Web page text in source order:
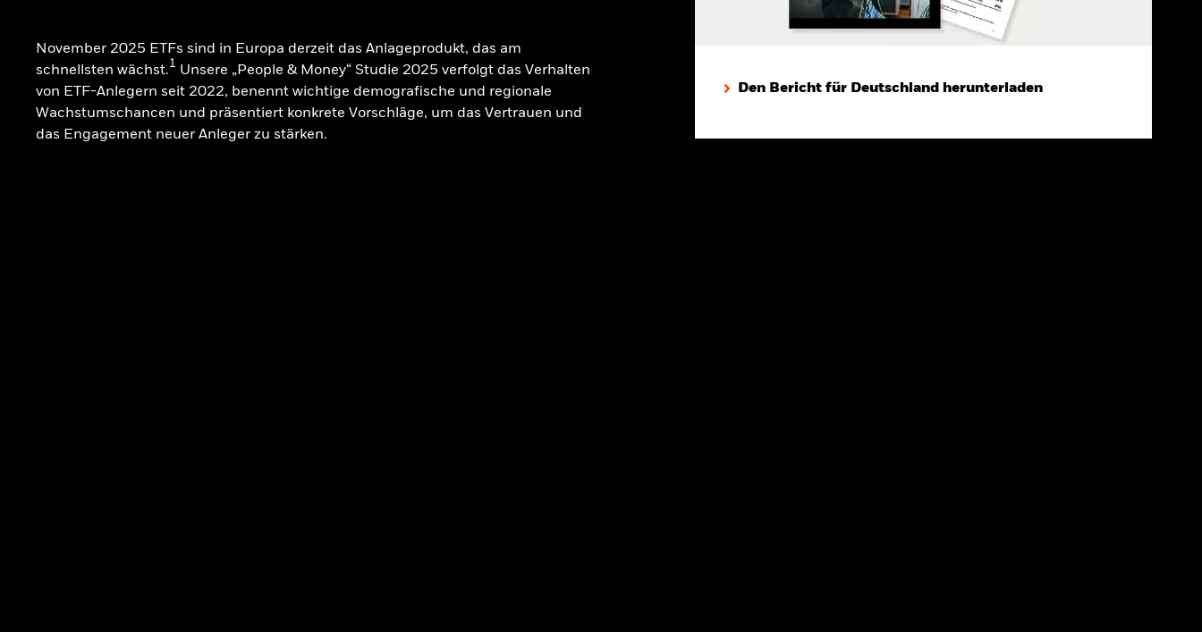
November 2025 ETFs sind in Europa derzeit das Anlageprodukt, das am
schnellsten wächst.1 Unsere „People & Money“ Studie 2025 verfolgt das Verhalten
von ETF-Anlegern seit 2022, benennt wichtige demografische und regionale
Wachstumschancen und präsentiert konkrete Vorschläge, um das Vertrauen und
das Engagement neuer Anleger zu stärken.
Den Bericht für Deutschland herunterladen